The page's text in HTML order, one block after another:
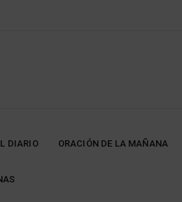
DIARIO ORACIÓN DE LA MAÑANA